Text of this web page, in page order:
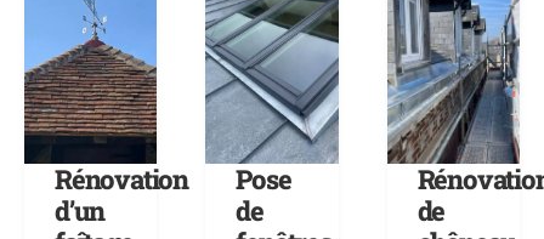
Rénovation
d’un
Pose
de
de